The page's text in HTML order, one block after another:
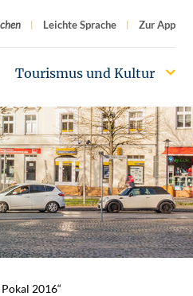
Leichte Sprache Zur App
Tourismus und Kultur
2016“